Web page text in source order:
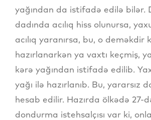
yağından da istifadə edilə bilər.
dadında acılıq hiss olunursa,
acılıq yaranırsa, bu, o deməkdir
hazırlanarkən ya vaxtı keçmiş,
kərə yağından istifadə edilib.
yağı ilə hazırlanıb. Bu, yararsız
hesab edilir. Hazırda ölkədə 27-
dondurma istehsalçısı var ki,